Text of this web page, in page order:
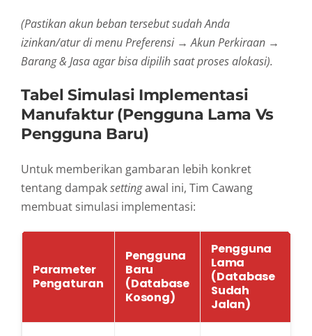
(Pastikan akun beban tersebut sudah Anda
izinkan/atur di menu Preferensi → Akun Perkiraan →
Barang & Jasa agar bisa dipilih saat proses alokasi).
Tabel Simulasi Implementasi
Manufaktur (Pengguna Lama Vs
Pengguna Baru)
Untuk memberikan gambaran lebih konkret
tentang dampaksettingawal ini, Tim Cawang
membuat simulasi implementasi:
Parameter
Pengaturan
Pengguna
Baru
(Database
Kosong)
Pengguna
Lama
(Database
Sudah
Jalan)